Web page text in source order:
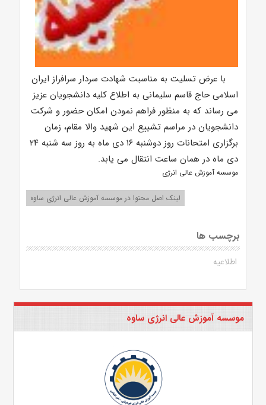
با عرض تسلیت به مناسبت شهادت سردار سرافراز ایران
اسلامی حاج قاسم سلیمانی به اطلاع کلیه دانشجویان عزیز
می رساند که به منظور فراهم نمودن امکان حضور و شرکت
دانشجویان در مراسم تشییع این شهید والا مقام، زمان
برگزاری امتحانات روز دوشنبه ۱۶ دی ماه به روز سه شنبه ۲۴
دی ماه در همان ساعت انتقال می یابد.
موسسه آموزش عالی انرژی
لینک اصل محتوا در موسسه آموزش عالی انرژی ساوه
برچسب ها
اطلاعیه
موسسه آموزش عالی انرژی ساوه